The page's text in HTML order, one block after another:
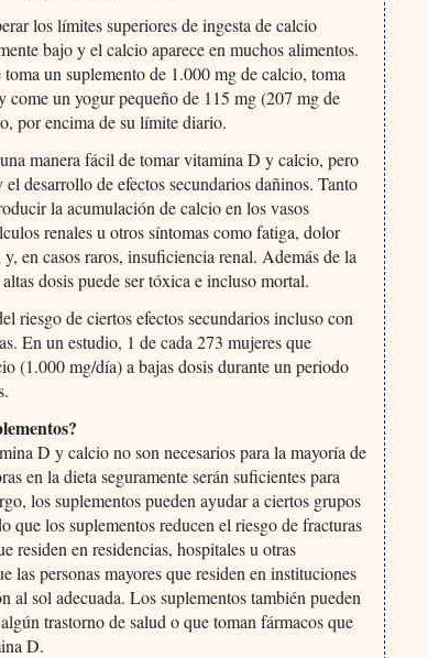
los límites superiores de ingesta de calcio
bajo y el calcio aparece en muchos alimentos.
un suplemento de 1.000 mg de calcio, toma
come un yogur pequeño de 115 mg (207 mg de
por encima de su límite diario.
manera fácil de tomar vitamina D y calcio, pero
desarrollo de efectos secundarios dañinos. Tanto
la acumulación de calcio en los vasos
renales u otros síntomas como fatiga, dolor
en casos raros, insuficiencia renal. Además de la
dosis puede ser tóxica e incluso mortal.
riesgo de ciertos efectos secundarios incluso con
En un estudio, 1 de cada 273 mujeres que
(1.000 mg/día) a bajas dosis durante un periodo
D y calcio no son necesarios para la mayoría de
en la dieta seguramente serán suficientes para
los suplementos pueden ayudar a ciertos grupos
que los suplementos reducen el riesgo de fracturas
residen en residencias, hospitales u otras
las personas mayores que residen en instituciones
al sol adecuada. Los suplementos también pueden
trastorno de salud o que toman fármacos que
D.